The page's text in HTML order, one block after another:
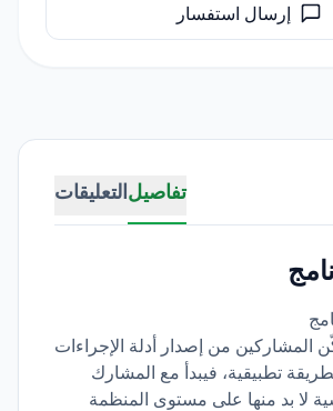
تفاصيلالتعليقات
المشاركين من إصدار أدلة الإجراءات
تطبيقية، فيبدأ مع المشارك
لا بد منها على مستوى المنظمة
إرسال استفسار